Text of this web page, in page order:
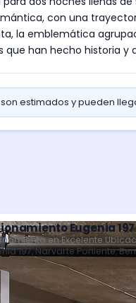
con una
la emblemática
han hecho historia
son estimados y pueden
Eugenia 197
en Excelente
197, Narvarte Poniente,